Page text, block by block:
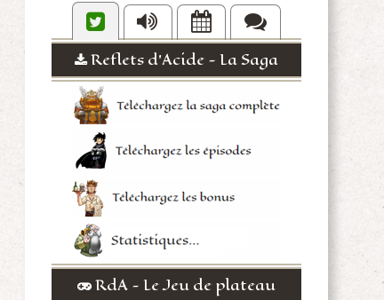
Reflets d'Acide - La Saga
RdA - Le Jeu de plateau